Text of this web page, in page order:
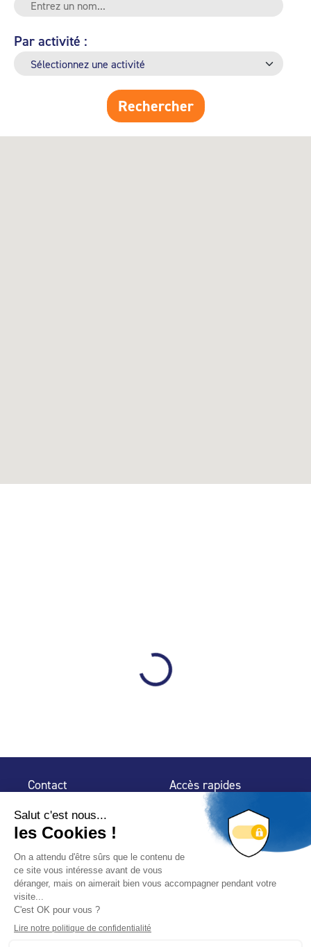
Par activité :
Contact
32 rue de Mogador
75 009 Paris
Accès rapides
Espace Presse
Trouver un
professionnel
Nous suivre